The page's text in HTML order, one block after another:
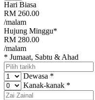
Hari Biasa
RM 260.00
/malam
Hujung Minggu*
RM 280.00
/malam
* Jumaat, Sabtu & Ahad
Dewasa *
Kanak-kanak *